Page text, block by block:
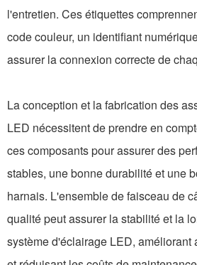
l'entretien. Ces étiquettes
code couleur, un identifiant
assurer la connexion correcte de
La conception et la fabrication des
LED nécessitent de prendre en
ces composants pour assurer des
stables, une bonne durabilité et une
harnais. L'ensemble de faisceau de
qualité peut assurer la stabilité et la
système d'éclairage LED,